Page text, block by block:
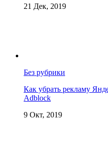
21 Дек, 2019
Без рубрики
Как убрать рекламу
Adblock
9 Окт, 2019